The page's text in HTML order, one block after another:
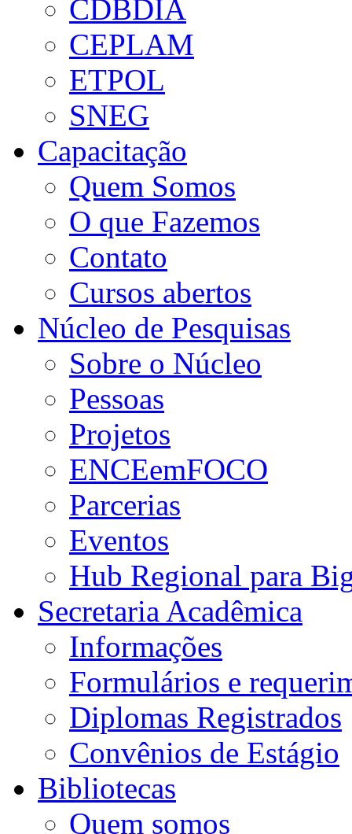
CDBDIA
CEPLAM
ETPOL
SNEG
Capacitação
Quem Somos
O que Fazemos
Contato
Cursos abertos
Núcleo de Pesquisas
Sobre o Núcleo
Pessoas
Projetos
ENCEemFOCO
Parcerias
Eventos
Hub Regional para
Secretaria Acadêmica
Informações
Formulários e
Diplomas Registrados
Convênios de Estágio
Bibliotecas
Quem somos